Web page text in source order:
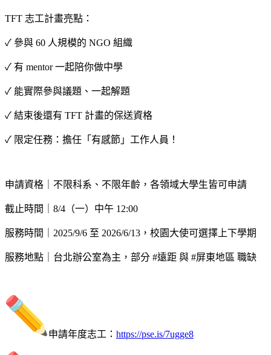
TFT 志工計畫亮點：
✓ 參與 60 人規模的 NGO 組織
✓ 有 mentor 一起陪你做中學
✓ 能實際參與議題、一起解題
✓ 結束後還有 TFT 計畫的保送資格
✓ 限定任務：擔任「有感節」工作人員！
申請資格｜不限科系、不限年齡，各領域大學生皆可申請
截止時間｜8/4（一）中午 12:00
服務時間｜2025/9/6 至 2026/6/13，校園大使可選擇上下學期
服務地點｜台北辦公室為主，部分 #遠距 與 #屏東地區 職缺
申請年度志工： https://pse.is/7ugge8